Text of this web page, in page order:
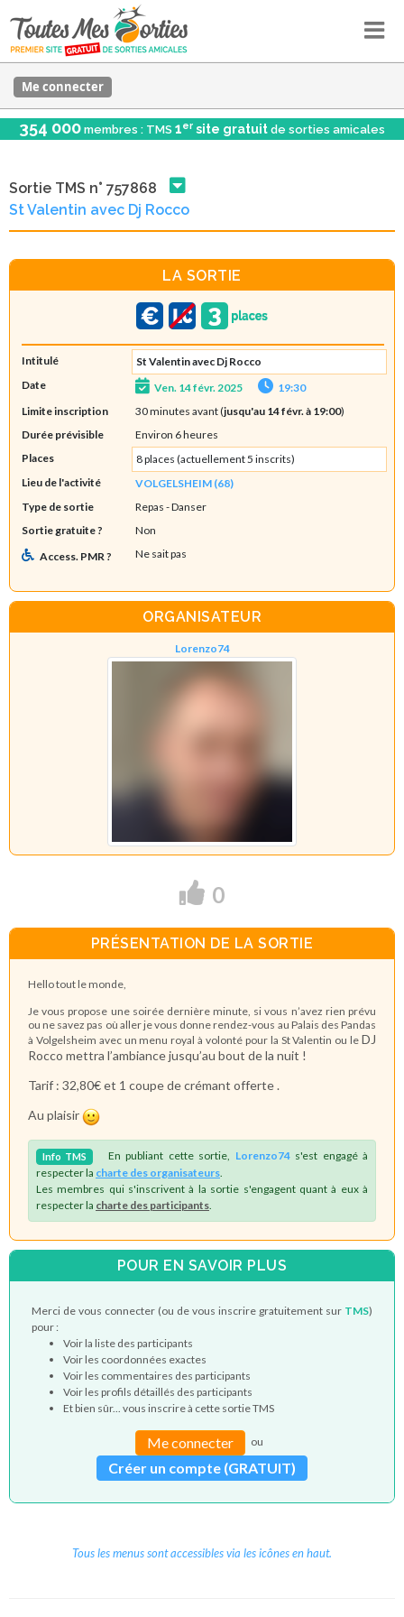
Me connecter
354 000 membres : TMS 1er site gratuit de sorties amicales
Sortie TMS n° 757868
St Valentin avec Dj Rocco
LA SORTIE
Intitulé
St Valentin avec Dj Rocco
Date
Ven. 14 févr. 2025
19:30
Limite inscription
30 minutes avant (jusqu'au 14 févr. à 19:00)
Durée prévisible
Environ 6 heures
Places
8 places (actuellement 5 inscrits)
Lieu de l'activité
VOLGELSHEIM (68)
Type de sortie
Repas - Danser
Sortie gratuite ?
Non
Access. PMR ?
Ne sait pas
ORGANISATEUR
Lorenzo74
0
PRÉSENTATION DE LA SORTIE
Hello tout le monde,
Je vous propose une soirée dernière minute, si vous n’avez rien prévu
ou ne savez pas où aller je vous donne rendez-vous au Palais des Pandas
à Volgelsheim avec un menu royal à volonté pour la St Valentin ou le DJ
Rocco mettra l’ambiance jusqu’au bout de la nuit !
Tarif : 32,80€ et 1 coupe de crémant offerte .
Au plaisir
Info TMS En publiant cette sortie, Lorenzo74s'est engagé à
respecter la charte des organisateurs
Les membres qui s'inscrivent à la sortie s'engagent quant à eux à
respecter la charte des participants
POUR EN SAVOIR PLUS
Merci de vous connecter (ou de vous inscrire gratuitement sur TMS)
pour :
Voir la liste des participants
Voir les coordonnées exactes
Voir les commentaires des participants
Voir les profils détaillés des participants
Et bien sûr... vous inscrire à cette sortie TMS
Me connecter ou
Créer un compte (GRATUIT)
Tous les menus sont accessibles via les icônes en haut.